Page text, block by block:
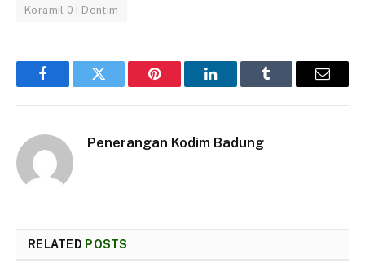
Koramil 01 Dentim
FacebookTwitter Pinterest LinkedInTumblr Email
Penerangan Kodim Badung
RELATED POSTS